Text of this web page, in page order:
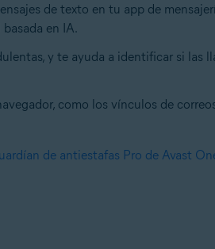
de texto en tu app de
en IA.
y te ayuda a identificar si las
como los vínculos de
de antiestafas Pro de Avast